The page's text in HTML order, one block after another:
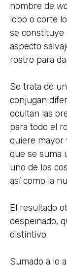
nombre de
lobo o corte
se constituye
aspecto
rostro para
Se trata de
conjugan
ocultan las
para todo el
quiere mayor
que se suma
uno de los
así como la
El resultado
despeinado,
distintivo.
Sumado a lo